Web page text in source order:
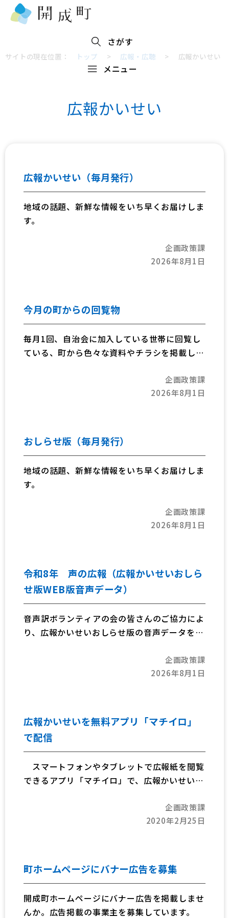
さがす
メニュー
サイトの現在位置： トップ > 広報・広聴 > 広報かいせい
広報かいせい
広報かいせい（毎月発行）
地域の話題、新鮮な情報をいち早くお届けしま
す。
企画政策課
2026年8月1日
今月の町からの回覧物
毎月1回、自治会に加入している世帯に回覧し
ている、町から色々な資料やチラシを掲載して
（注）内容について詳しく知りたい場合は、担
企画政策課
2026年8月1日
おしらせ版（毎月発行）
地域の話題、新鮮な情報をいち早くお届けしま
す。
企画政策課
2026年8月1日
令和8年 声の広報（広報かいせいおしら
せ版WEB版音声データ）
音声訳ボランティアの会の皆さんのご協力によ
り、広報かいせいおしらせ版の音声データを掲
せいおしらせ版の発行日より遅れることがあり
企画政策課
2026年8月1日
広報かいせいを無料アプリ「マチイロ」
で配信
スマートフォンやタブレットで広報紙を閲覧
できるアプリ「マチイロ」で、広報かいせいを
スマートフォンなどで、気軽に町の情報を見
ることができますので、ぜひご利用ください。
企画政策課
2020年2月25日
町ホームページにバナー広告を募集
開成町ホームページにバナー広告を掲載しませ
んか。広告掲載の事業主を募集しています。